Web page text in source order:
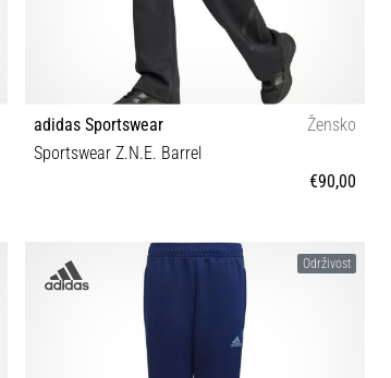
adidas Sportswear
Žensko
Sportswear Z.N.E. Barrel
€90,00
L Održivost